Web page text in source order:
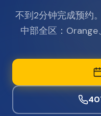
不到2分钟完成预约
中部全区：Orange